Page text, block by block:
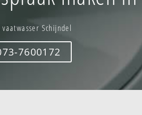
vaatwasser Schijndel
7600172